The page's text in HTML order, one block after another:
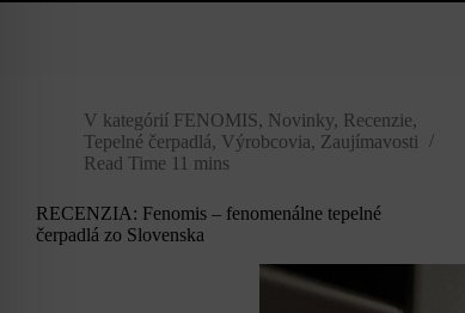
V kategórií FENOMIS, Novinky, Recenzie,
Tepelné čerpadlá, Výrobcovia, Zaujímavosti
Read Time 11 mins
RECENZIA: Fenomis – fenomenálne tepelné
čerpadlá zo Slovenska